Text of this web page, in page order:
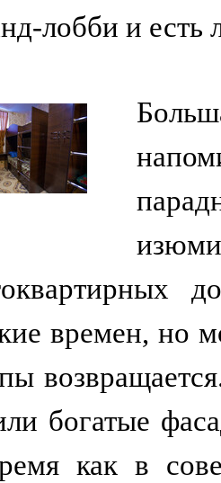
лобби и есть
времен, но
богатые
как в